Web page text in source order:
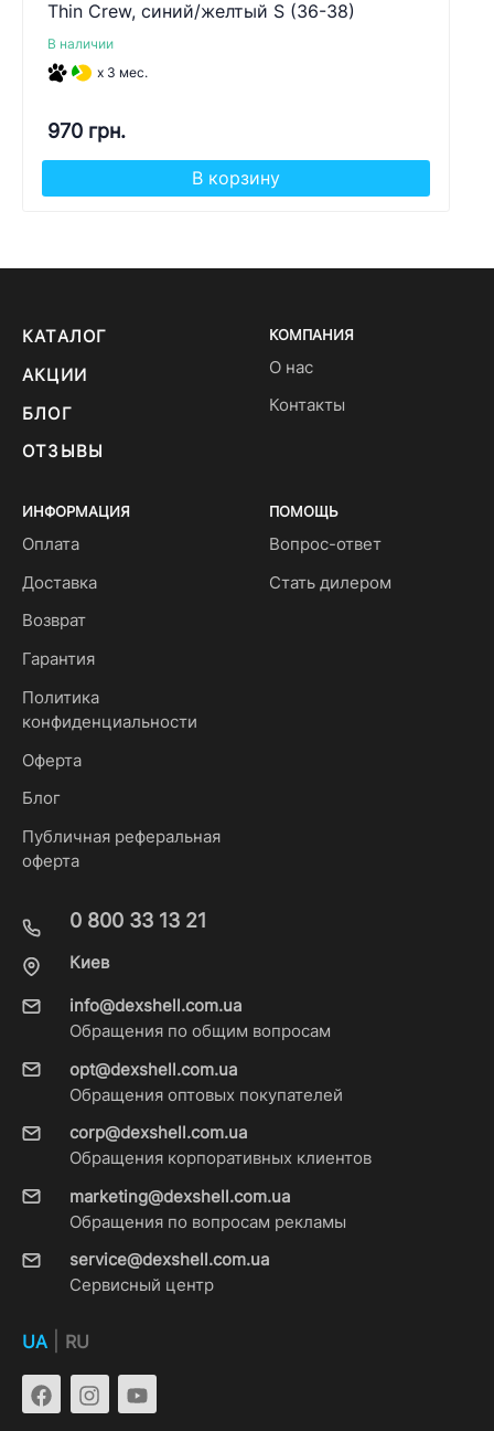
Thin Crew, синий/желтый S (36-38)
В наличии
x 3 мес.
970 грн.
В корзину
КАТАЛОГ
АКЦИИ
БЛОГ
ОТЗЫВЫ
КОМПАНИЯ
О нас
Контакты
ИНФОРМАЦИЯ
Оплата
Доставка
Возврат
Гарантия
Политика
конфиденциальности
Оферта
Блог
Публичная реферальная
оферта
ПОМОЩЬ
Вопрос-ответ
Стать дилером
0 800 33 13 21
Киев
info@dexshell.com.ua
Обращения по общим вопросам
opt@dexshell.com.ua
Обращения оптовых покупателей
corp@dexshell.com.ua
Обращения корпоративных клиентов
marketing@dexshell.com.ua
Обращения по вопросам рекламы
service@dexshell.com.ua
Сервисный центр
UA RU